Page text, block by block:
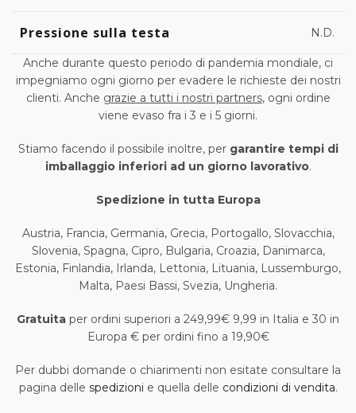
Pressione sulla testa N.D.
Anche durante questo periodo di pandemia mondiale, ci
impegniamo ogni giorno per evadere le richieste dei nostri
clienti. Anche grazie a tutti i nostri partners, ogni ordine
viene evaso fra i 3 e i 5 giorni.
Stiamo facendo il possibile inoltre, per garantire tempi di
imballaggio inferiori ad un giorno lavorativo.
Spedizione in tutta Europa
Austria, Francia, Germania, Grecia, Portogallo, Slovacchia,
Slovenia, Spagna, Cipro, Bulgaria, Croazia, Danimarca,
Estonia, Finlandia, Irlanda, Lettonia, Lituania, Lussemburgo,
Malta, Paesi Bassi, Svezia, Ungheria.
Gratuita per ordini superiori a 249,99€ 9,99 in Italia e 30 in
Europa € per ordini fino a 19,90€
Per dubbi domande o chiarimenti non esitate consultare la
pagina delle spedizioni e quella delle condizioni di vendita.